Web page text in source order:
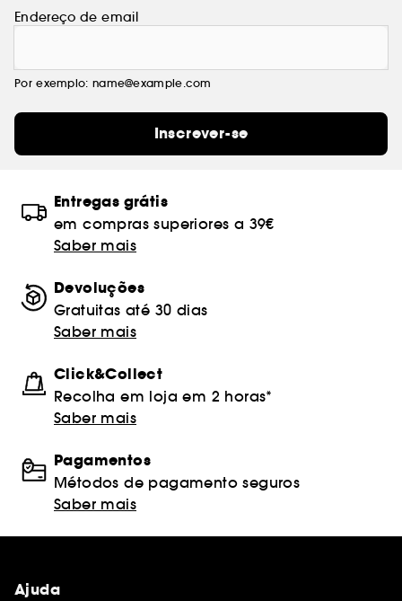
Endereço de email
Por exemplo: name@example.com
Inscrever-se
Entregas grátis
em compras superiores a 39€
Saber mais
Devoluções
Gratuitas até 30 dias
Saber mais
Click&Collect
Recolha em loja em 2 horas*
Saber mais
Pagamentos
Métodos de pagamento seguros
Saber mais
Ajuda